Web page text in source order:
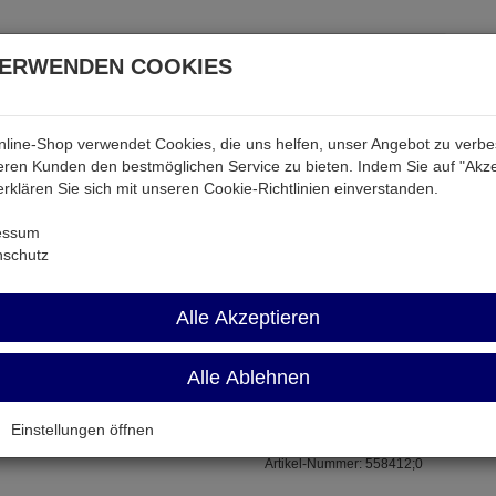
& Akkus Audio & Video Strom Tab &
M0805 39K
0,125W BF 0805
Artikel-Nummer:558412;0
COOKIES
Shop verwendet Cookies, die uns helfen, unser Angebot zu
Kunden den bestmöglichen Service zu bieten. Indem Sie auf
Sie sich mit unseren Cookie-Richtlinien einverstanden.
Alle Akzeptieren
Alle Ablehnen
Einstellungen öffnen